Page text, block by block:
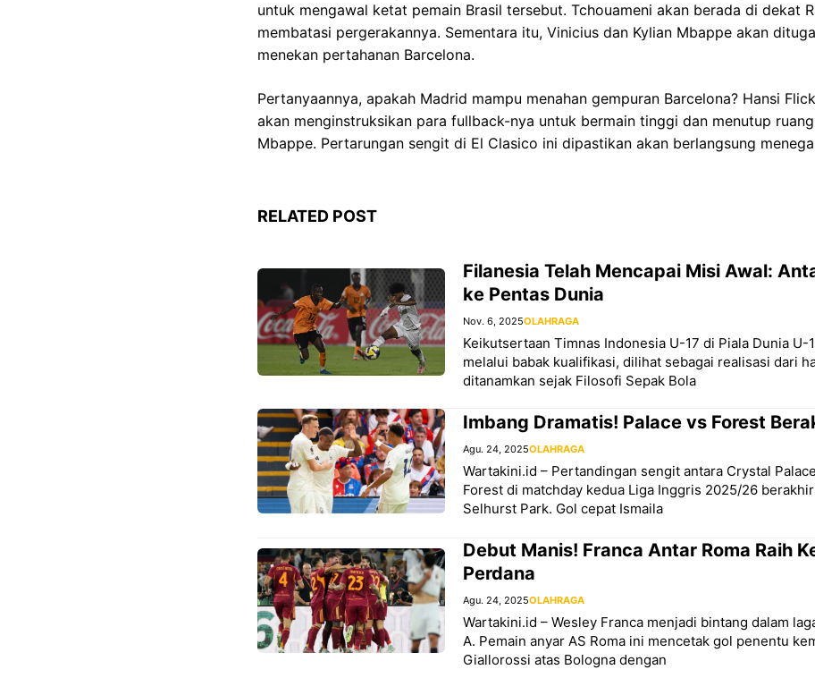
untuk mengawal ketat pemain Brasil tersebut. Tchouameni akan berada di dekat
membatasi pergerakannya. Sementara itu, Vinicius dan Kylian Mbappe akan
menekan pertahanan Barcelona.
Pertanyaannya, apakah Madrid mampu menahan gempuran Barcelona? Hansi
akan menginstruksikan para fullback-nya untuk bermain tinggi dan menutup
Mbappe. Pertarungan sengit di El Clasico ini dipastikan akan berlangsung
RELATED POST
Filanesia Telah Mencapai Misi Awal:
ke Pentas Dunia
Nov. 6, 2025OLAHRAGA
Keikutsertaan Timnas Indonesia U-17 di Piala Dunia U-
melalui babak kualifikasi, dilihat sebagai realisasi dari
ditanamkan sejak Filosofi Sepak Bola
Imbang Dramatis! Palace vs Forest
Agu. 24, 2025OLAHRAGA
Wartakini.id – Pertandingan sengit antara Crystal
Forest di matchday kedua Liga Inggris 2025/26
Selhurst Park. Gol cepat Ismaila
Debut Manis! Franca Antar Roma Raih
Perdana
Agu. 24, 2025OLAHRAGA
Wartakini.id – Wesley Franca menjadi bintang dalam
A. Pemain anyar AS Roma ini mencetak gol penentu
Giallorossi atas Bologna dengan